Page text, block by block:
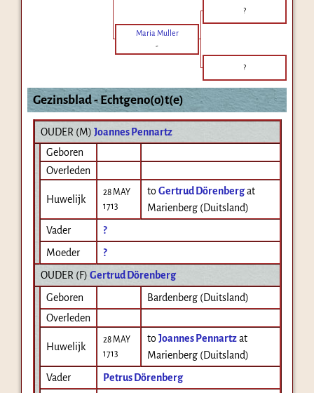
?
Maria Muller
-
?
Gezinsblad - Echtgeno(o)t(e)
OUDER (M) Joannes Pennartz
Geboren
Overleden
Huwelijk
28 MAY
1713
toGertrud Dörenberg at
Marienberg (Duitsland)
Vader
?
Moeder
?
OUDER (F) Gertrud Dörenberg
Geboren
Bardenberg (Duitsland)
Overleden
Huwelijk
28 MAY
1713
toJoannes Pennartz at
Marienberg (Duitsland)
Vader
Petrus Dörenberg